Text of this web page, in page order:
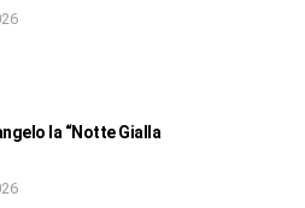
la “Notte Gialla